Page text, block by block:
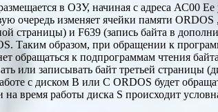
в ОЗУ, начиная с адреса АС00
очередь изменяет ячейки памяти
страницы) и F639 (запись байта в
Таким образом, при обращении к
обращаться к подпрограммам чтения
или записывать байт третьей страницы
с диском В или С ORDOS будет
время работы диска S происходит